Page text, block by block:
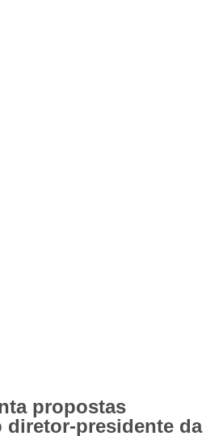
propostas
diretor-presidente da